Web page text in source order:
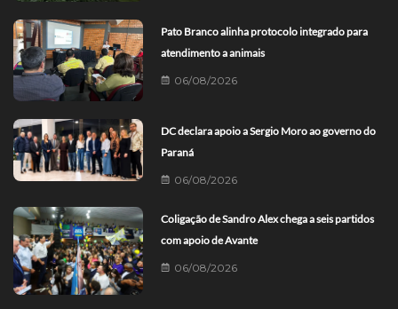
Pato Branco alinha protocolo integrado para
atendimento a animais
06/08/2026
DC declara apoio a Sergio Moro ao governo do
Paraná
06/08/2026
Coligação de Sandro Alex chega a seis partidos
com apoio de Avante
06/08/2026